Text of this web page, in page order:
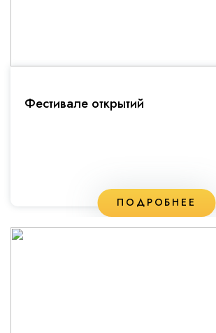
Фестивале открытий
ПОДРОБНЕЕ